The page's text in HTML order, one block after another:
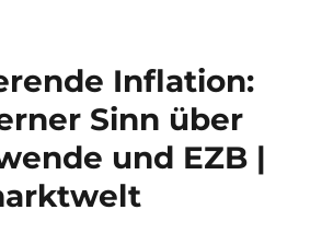
Inflation:
Sinn über
und EZB |